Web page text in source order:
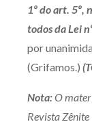
1º do art. 5º,
todos da Lei
por
(Grifamos.)
Nota:O
Revista